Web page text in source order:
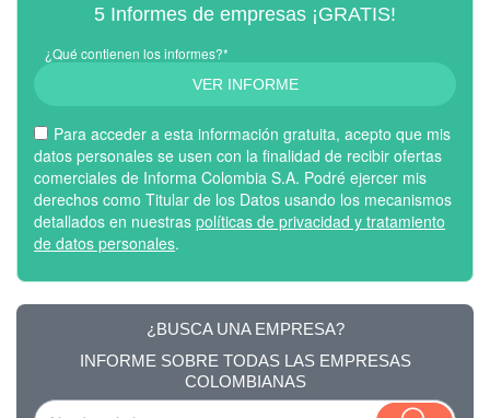
5 Informes de empresas ¡GRATIS!
¿Qué contienen los informes?*
VER INFORME
Para acceder a esta información gratuita, acepto que mis
datos personales se usen con la finalidad de recibir ofertas
comerciales de Informa Colombia S.A. Podré ejercer mis
derechos como Titular de los Datos usando los mecanismos
detallados en nuestras políticas de privacidad y tratamiento
de datos personales.
¿BUSCA UNA EMPRESA?
INFORME SOBRE TODAS LAS EMPRESAS
COLOMBIANAS